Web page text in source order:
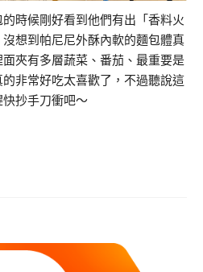
時候剛好看到他們有出「香料火
想到帕尼尼外酥內軟的麵包體真
夾有多層蔬菜、番茄、最重要是
非常好吃太喜歡了，不過聽說這
抄手刀衝吧～